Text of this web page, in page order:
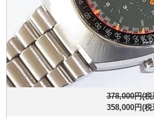
378,000円(税
358,000円(税